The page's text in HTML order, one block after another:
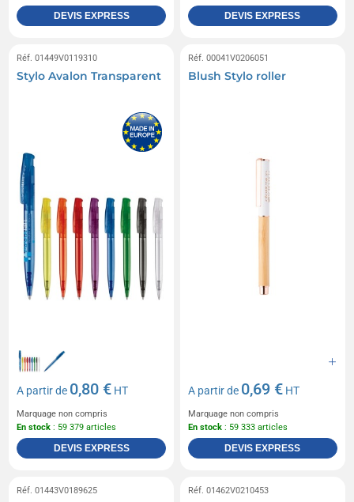
DEVIS EXPRESS DEVIS EXPRESS
Réf. 01449V0119310
Stylo Avalon Transparent
A partir de 0,80 € HT
Marquage non compris
En stock : 59 379 articles
DEVIS EXPRESS
Réf. 00041V0206051
Blush Stylo roller
A partir de 0,69 € HT
Marquage non compris
En stock : 59 333 articles
DEVIS EXPRESS
Réf. 01443V0189625 Réf. 01462V0210453